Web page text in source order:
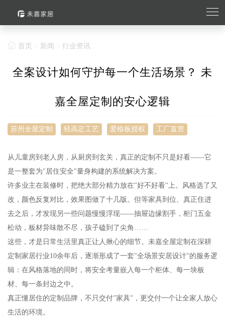
首页 新闻 行业资讯
全案设计如何守护每一个生活场景？ 未
嘉全屋定制的安心逻辑
苏州全屋定制 轻高定工艺 爱格板授权 工厂直营
从儿童房到老人房，从厨房到玄关，真正的定制不只是好看——它
是一整套为"居住安全"量身构建的系统解决方案。
许多业主在装修时，把绝大部分精力放在"好不好看"上。风格选了又
改，颜色反复对比，效果图做了十几版。但等家具到位、真正住进
去之后，才发现另一些问题慢慢浮现——抽屉边缘割手，柜门五金
松动，板材异味散不尽，孩子磕到了尖角……
这些，才是日常生活里真正让人揪心的细节。未嘉全屋定制在深耕
定制家居行业10余年后，逐渐形成了一套"全场景安居设计"的服务逻
辑：在风格落地的同时，将安全考量嵌入每一个柜体、每一块板
材、每一条封边之中。
真正懂居住的定制品牌，不只交付"家具"，更交付一个让全家人放心
生活的环境。